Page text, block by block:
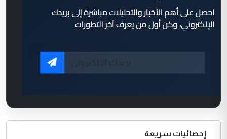
إحصائيات سريعة